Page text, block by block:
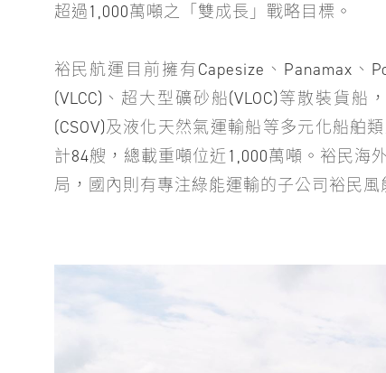
超過1,000萬噸之「雙成長」戰略目標。
裕民航運目前擁有Capesize、Panamax
(VLCC)、超大型礦砂船(VLOC)等散裝貨
(CSOV)及液化天然氣運輸船等多元化船舶
計84艘，總載重噸位近1,000萬噸。裕民海
局，國內則有專注綠能運輸的子公司裕民風